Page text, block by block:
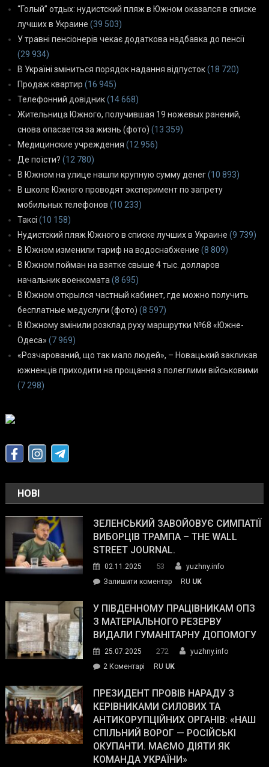
“Голый” отдых: нудистский пляж в Южном оказался в списке
лучших в Украине (39 503)
У травні пенсіонерів чекає додаткова надбавка до пенсії
(29 934)
В Україні зміниться порядок надання відпусток(18 720)
Продаж квартир (16 945)
Телефонний довідник(14 668)
Жительница Южного, получившая 19 ножевых ранений,
снова опасается за жизнь (фото) (13 359)
Медицинские учреждения (12 956)
Де поїсти? (12 780)
В Южном на улице нашли крупную сумму денег(10 893)
В школе Южного проводят эксперимент по запрету
мобильных телефонов (10 233)
Таксі (10 158)
Нудистский пляж Южного в списке лучших в Украине (9 739)
В Южном изменили тариф на водоснабжение (8 809)
В Южном пойман на взятке свыше 4 тыс. долларов
начальник военкомата (8 695)
В Южном открылся частный кабинет, где можно получить
бесплатные медуслуги (фото) (8 597)
В Южному змінили розклад руху маршрутки №68 «Южне-
Одеса» (7 969)
«Розчарований, що так мало людей», – Новацький закликав
южненців приходити на прощання з полеглими військовими
(7 298)
НОВІ
ЗЕЛЕНСЬКИЙ ЗАВОЙОВУЄ СИМПАТІЇ
ВИБОРЦІВ ТРАМПА – THE WALL
STREET JOURNAL.
02.11.2025 53
yuzhny.info
Залишити коментарon
завойовує
симпатії
виборців
The
Street
Journal.
RU UK
У ПІВДЕННОМУ ПРАЦІВНИКАМ ОПЗ
З МАТЕРІАЛЬНОГО РЕЗЕРВУ
ВИДАЛИ ГУМАНІТАРНУ ДОПОМОГУ
25.07.2025 272
yuzhny.info
2 Коментарі
Південному
працівникам
ОПЗ
з
матеріального
резерву
RU UK
ПРЕЗИДЕНТ ПРОВІВ НАРАДУ З
КЕРІВНИКАМИ СИЛОВИХ ТА
АНТИКОРУПЦІЙНИХ ОРГАНІВ: «НАШ
СПІЛЬНИЙ ВОРОГ — РОСІЙСЬКІ
ОКУПАНТИ. МАЄМО ДІЯТИ ЯК
КОМАНДА УКРАЇНИ»